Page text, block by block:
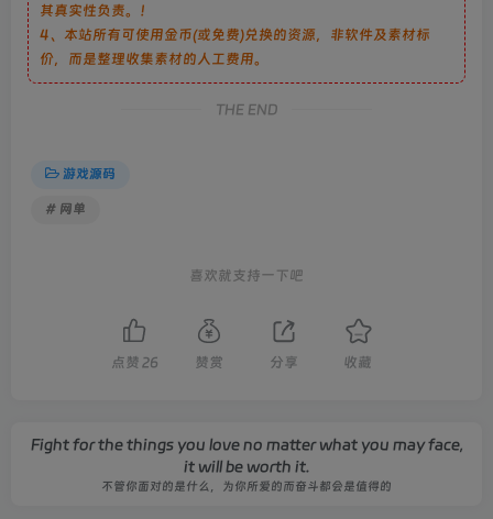
其真实性负责。！
4、本站所有可使用金币(或免费)兑换的资源，非软件及素材标
价，而是整理收集素材的人工费用。
THE END
游戏源码
# 网单
喜欢就支持一下吧
点赞 26 赞赏 分享 收藏
Fight for the things you love no matter what you may face,
it will be worth it.
不管你面对的是什么，为你所爱的而奋斗都会是值得的